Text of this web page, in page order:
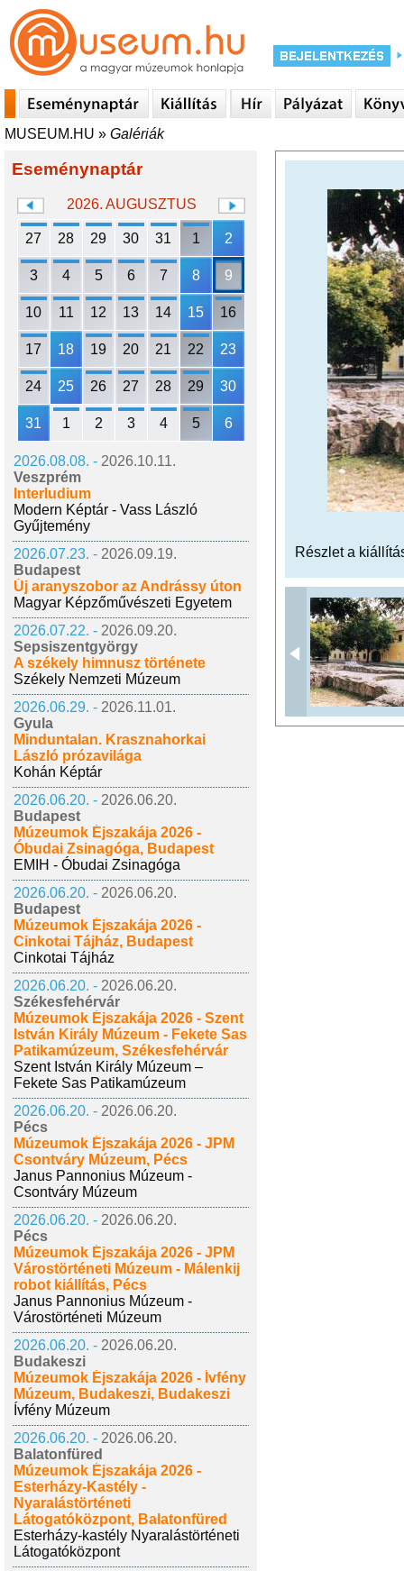
MUSEUM.HU » Galériák
Eseménynaptár
2026. AUGUSZTUS
27 28 29 30 31 1 2
3 4 5 6 7 8 9
10 11 12 13 14 15 16
17 18 19 20 21 22 23
24 25 26 27 28 29 30
31 1 2 3 4 5 6
2026.08.08. - 2026.10.11.
Veszprém
Interludium
Modern Képtár - Vass László
Gyűjtemény
2026.07.23. - 2026.09.19.
Budapest
Új aranyszobor az Andrássy úton
Magyar Képzőművészeti Egyetem
2026.07.22. - 2026.09.20.
Sepsiszentgyörgy
A székely himnusz története
Székely Nemzeti Múzeum
2026.06.29. - 2026.11.01.
Gyula
Minduntalan. Krasznahorkai
László prózavilága
Kohán Képtár
2026.06.20. - 2026.06.20.
Budapest
Múzeumok Éjszakája 2026 -
Óbudai Zsinagóga, Budapest
EMIH - Óbudai Zsinagóga
2026.06.20. - 2026.06.20.
Budapest
Múzeumok Éjszakája 2026 -
Cinkotai Tájház, Budapest
Cinkotai Tájház
2026.06.20. - 2026.06.20.
Székesfehérvár
Múzeumok Éjszakája 2026 - Szent
István Király Múzeum - Fekete Sas
Patikamúzeum, Székesfehérvár
Szent István Király Múzeum –
Fekete Sas Patikamúzeum
2026.06.20. - 2026.06.20.
Pécs
Múzeumok Éjszakája 2026 - JPM
Csontváry Múzeum, Pécs
Janus Pannonius Múzeum -
Csontváry Múzeum
2026.06.20. - 2026.06.20.
Pécs
Múzeumok Éjszakája 2026 - JPM
Várostörténeti Múzeum - Málenkij
robot kiállítás, Pécs
Janus Pannonius Múzeum -
Várostörténeti Múzeum
2026.06.20. - 2026.06.20.
Budakeszi
Múzeumok Éjszakája 2026 - Ívfény
Múzeum, Budakeszi, Budakeszi
Ívfény Múzeum
2026.06.20. - 2026.06.20.
Balatonfüred
Múzeumok Éjszakája 2026 -
Esterházy-Kastély -
Nyaralástörténeti
Látogatóközpont, Balatonfüred
Esterházy-kastély Nyaralástörténeti
Látogatóközpont
Részlet a